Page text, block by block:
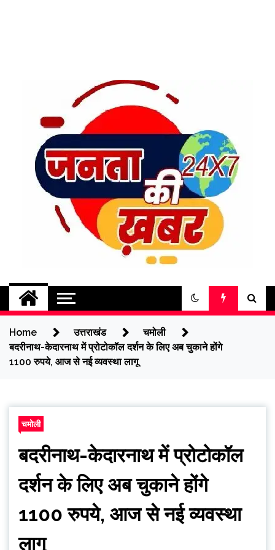
jantakikhabar
Home उत्तराखंड
चमोली
बदरीनाथ-केदारनाथ में प्रोटोकॉल दर्शन के लिए अब चुकाने होंगे
1100 रुपये, आज से नई व्यवस्था लागू
चमोली
बदरीनाथ-केदारनाथ में प्रोटोकॉल
दर्शन के लिए अब चुकाने होंगे
1100 रुपये, आज से नई व्यवस्था
लागू